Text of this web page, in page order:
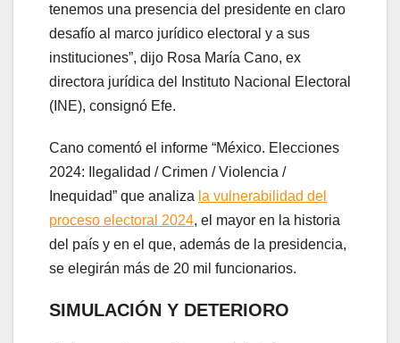
tenemos una presencia del presidente en claro
desafío al marco jurídico electoral y a sus
instituciones”, dijo Rosa María Cano, ex
directora jurídica del Instituto Nacional Electoral
(INE), consignó Efe.
Cano comentó el informe “México. Elecciones
2024: Ilegalidad / Crimen / Violencia /
Inequidad” que analiza la vulnerabilidad del
proceso electoral 2024, el mayor en la historia
del país y en el que, además de la presidencia,
se elegirán más de 20 mil funcionarios.
SIMULACIÓN Y DETERIORO